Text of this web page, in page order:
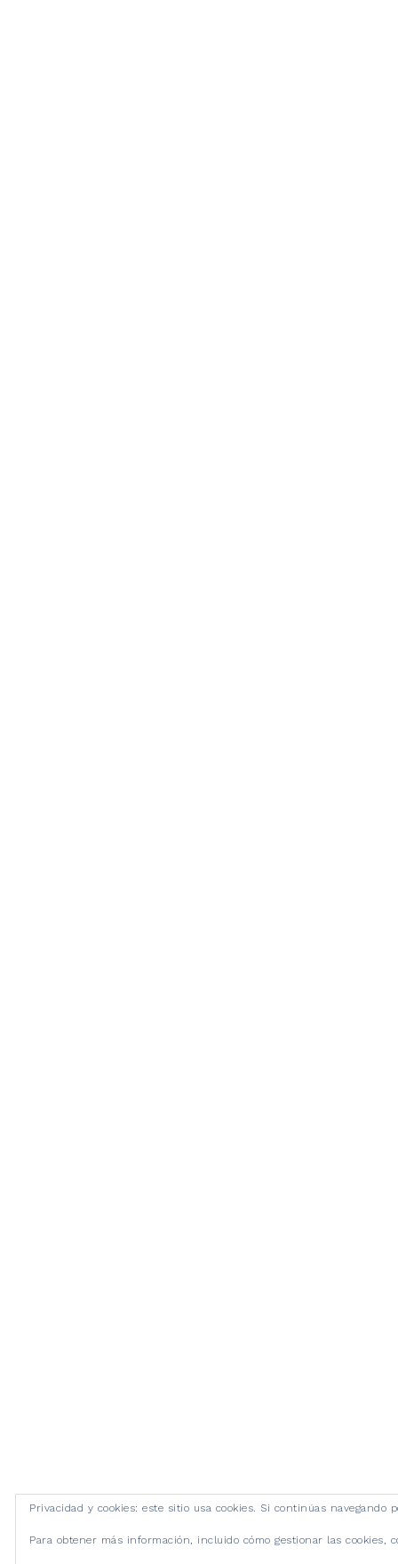
Privacidad y cookies: este sitio usa cookies. Si continúas navegando
Para obtener más información, incluido cómo gestionar las cookies,